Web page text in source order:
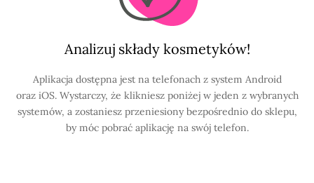
Analizuj składy kosmetyków!
Aplikacja dostępna jest na telefonach z system Android
oraz iOS. Wystarczy, że klikniesz poniżej w jeden z wybranych
systemów, a zostaniesz przeniesiony bezpośrednio do sklepu,
by móc pobrać aplikację na swój telefon.